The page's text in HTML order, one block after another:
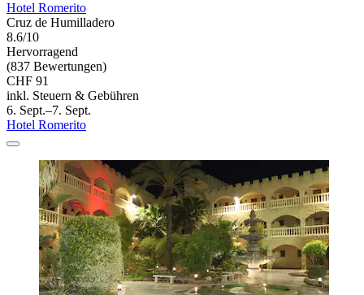
Hotel Romerito
Cruz de Humilladero
8.6/10
Hervorragend
(837 Bewertungen)
CHF 91
inkl. Steuern & Gebühren
6. Sept.–7. Sept.
Hotel Romerito